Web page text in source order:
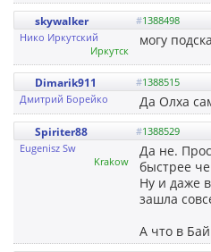
skywalker #1388498
Нико Иркутский
Иркутск
могу
Dimarik911 #1388515
Дмитрий Борейко
Да Олха
Spiriter88 #1388529
Eugenisz Sw
Krakow
Да не.
быстрее
Ну и даже
зашла
А что в